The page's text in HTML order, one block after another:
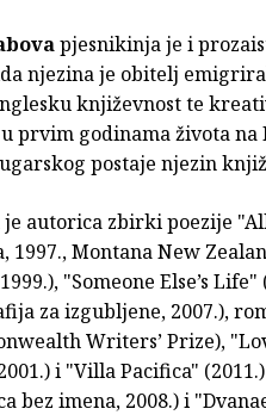
pjesnikinja je i
njezina je obitelj
književnost te
prvim godinama života
postaje njezin
autorica zbirki poezije
1997., Montana New
"Someone Else’s
za izgubljene, 2007.),
Writers’ Prize),
i "Villa Pacifica"
bez imena, 2008.) i